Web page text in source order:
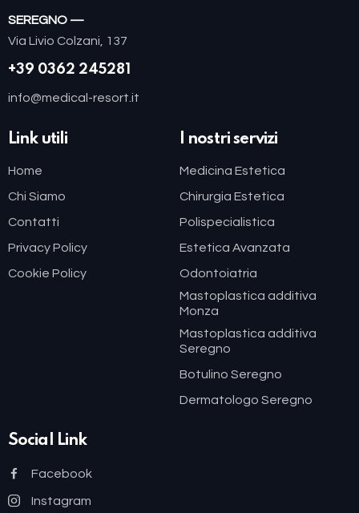
SEREGNO —
Via Livio Colzani, 137
+39 0362 245281
info@medical-resort.it
Link utili
Home
Chi Siamo
Contatti
Privacy Policy
Cookie Policy
I nostri servizi
Medicina Estetica
Chirurgia Estetica
Polispecialistica
Estetica Avanzata
Odontoiatria
Mastoplastica additiva
Monza
Mastoplastica additiva
Seregno
Botulino Seregno
Dermatologo Seregno
Social Link
Facebook
Instagram